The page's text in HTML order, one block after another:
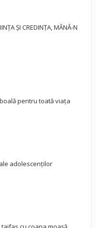
ȘI CREDINȚA, MÂNĂ-N
pentru toată viața
adolescenților